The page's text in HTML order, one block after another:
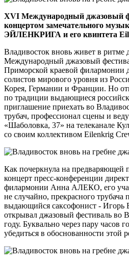
XVI Международный джазовый
концертом замечательного
ЭЙЛЕНКРИГА и его квинтета
Владивосток вновь живет в ритме
Международный джазовый
Приморской краевой филармонии
солистов мирового уровня из
Корея, Германии и Франции. Но
по традиции выдающиеся
приглашение приехать во
трубач, профессионал сцены и
«Шаболовка, 37» на телеканале
со своим коллективом Eilenkrig
Как почеркнула на предваряющей
концерт пресс-конференции
филармонии Анна АЛЕКО, его
не случайно, прекрасного трубача
выдающийся саксофонист -
открывал джазовый фестиваль во
году. Буквально через пару часов
убедиться в обоснованности этой